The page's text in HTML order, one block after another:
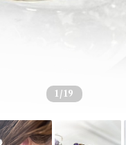
1 /19